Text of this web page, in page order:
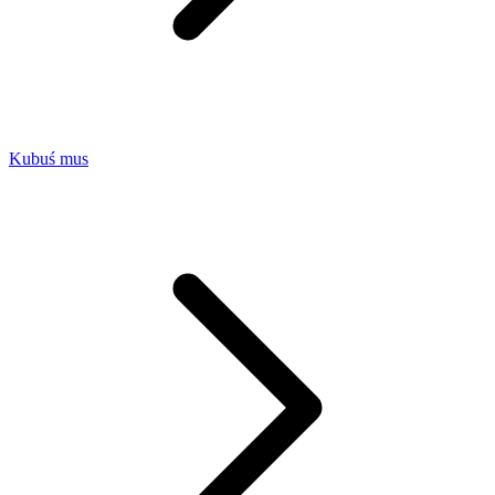
Kubuś mus